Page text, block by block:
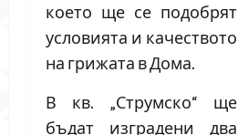
което ще се подобрят
условията и качеството
на грижата в Дома.
В кв. „Струмско“ ще
бъдат изградени два